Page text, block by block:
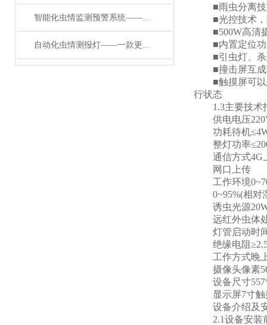
智能化虫情监测预警系统——一款竖起大拇指的害虫性诱测报系统#2024已更新
自动化虫情测报灯——一款更上一层楼的可视化虫情测报灯2024顺丰包邮
■雨虫分离技
■光控技术，晚
■500W高清摄
■内置定位功
■引虫灯、杀
■撞击屏互成
■触摸屏可以显
行状态
1.3主要技术
供电电压
功耗待机
整灯功率
通信方式4G
网口上传
工作环境
0~95%(相对
诱虫光源20W
远红外虫体处
灯管启动时
绝缘电阻
工作方式晚上
摄像头像素
设备尺寸
显示屏7寸触
设备介绍及
2.1设备安装